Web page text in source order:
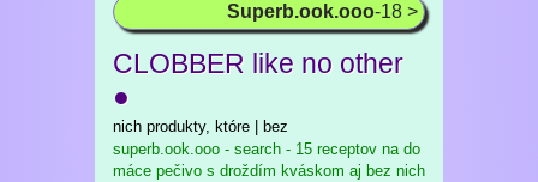
Superb.ook.ooo-18 >
CLOBBER like no other
●
nich produkty, które | bez
superb.ook.ooo - search - 15 receptov na do
máce pečivo s droždím kváskom aj bez nich